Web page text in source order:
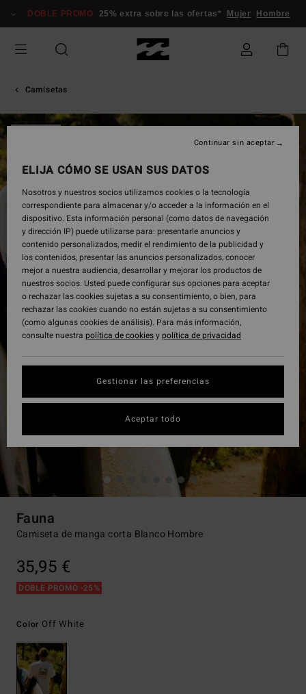
información
DOBLE PROMO 25% extra sobre las ofertas* Mujer Hombre
Camisetas
Fauna
Camiseta de manga corta Blanco Hombre
35,95 €
DOBLE PROMO -25%
Color Off White
ELIJA CÓMO SE USAN SUS DATOS
Nosotros y nuestros socios utilizamos cookies o la tecnología
correspondiente para almacenar y/o acceder a la información en el
dispositivo. Esta información personal (como datos de navegación
y dirección IP) puede utilizarse para: presentarle anuncios y
contenido personalizados, medir el rendimiento de la publicidad y
los contenidos, presentar las anuncios personalizados, conocer
mejor a nuestra audiencia, desarrollar y mejorar los productos de
nuestros socios. Usted puede configurar sus opciones para aceptar
o rechazar las cookies sujetas a su consentimiento, o bien, para
rechazar las cookies cuando no están sujetas a su consentimiento
(como algunas cookies de análisis). Para más información,
consulte nuestra política de cookiesypolítica de privacidad
Gestionar las preferencias
Continuar sin aceptar
Aceptar todo